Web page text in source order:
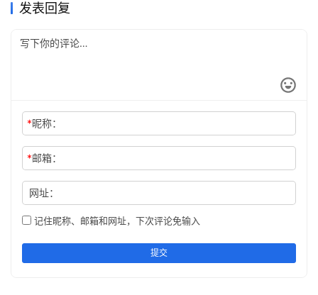
发表回复
*昵称：
*邮箱：
网址：
记住昵称、邮箱和网址，下次评论免输入
提交